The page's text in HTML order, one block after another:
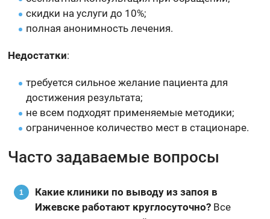
скидки на услуги до 10%;
полная анонимность лечения.
Недостатки:
требуется сильное желание пациента для
достижения результата;
не всем подходят применяемые методики;
ограниченное количество мест в стационаре.
Часто задаваемые вопросы
Какие клиники по выводу из запоя в
Ижевске работают круглосуточно? Все